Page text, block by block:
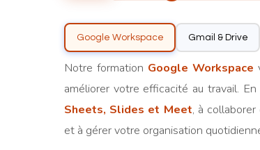
Google Workspace Gmail & Drive
Notre formation Google Workspace
améliorer votre efficacité au travail.
Sheets, Slides et Meet, à
et à gérer votre organisation